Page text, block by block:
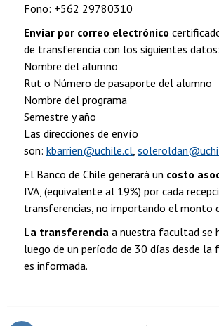
Fono: +562 29780310
Enviar por correo electrónico
de transferencia con los siguientes datos:
Nombre del alumno
Rut o Número de pasaporte del alumno
Nombre del programa
Semestre y año
Las direcciones de envío
son: kbarrien@uchile.cl,
El Banco de Chile generará un costo
IVA, (equivalente al 19%) por cada
transferencias, no importando el monto
La transferencia a nuestra facultad se
luego de un período de 30 días desde la
es informada.